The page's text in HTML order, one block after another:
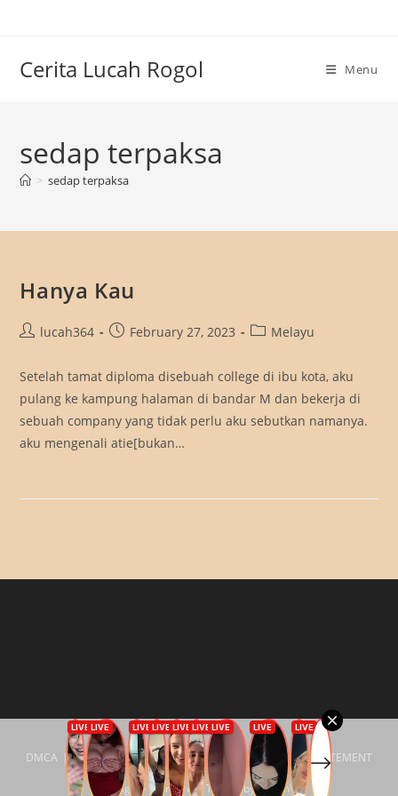
Cerita Lucah Rogol Menu
sedap terpaksa
> sedap terpaksa
Hanya Kau
Postlucah364
PostFebruary 27, 2023
PostMelayu
Setelah tamat diploma disebuah college di ibu kota, aku
pulang ke kampung halaman di bandar M dan bekerja di
sebuah company yang tidak perlu aku sebutkan namanya.
aku mengenali atie[bukan…
DMCA Privacy Policy 18 U.S.C. §2257 COMPLIANCE STATEMENT
Copyright - WordPress Theme by OceanWP